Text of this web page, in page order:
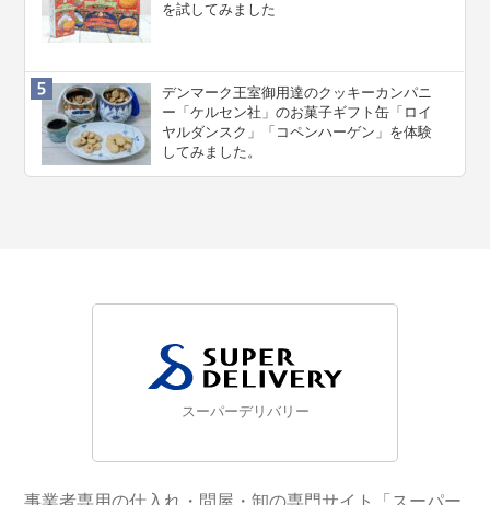
を試してみました
デンマーク王室御用達のクッキーカンパニ
ー「ケルセン社」のお菓子ギフト缶「ロイ
ヤルダンスク」「コペンハーゲン」を体験
してみました。
スーパーデリバリー